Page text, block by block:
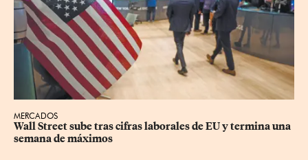
MERCADOS
Wall Street sube tras cifras laborales de EU y termina una
semana de máximos